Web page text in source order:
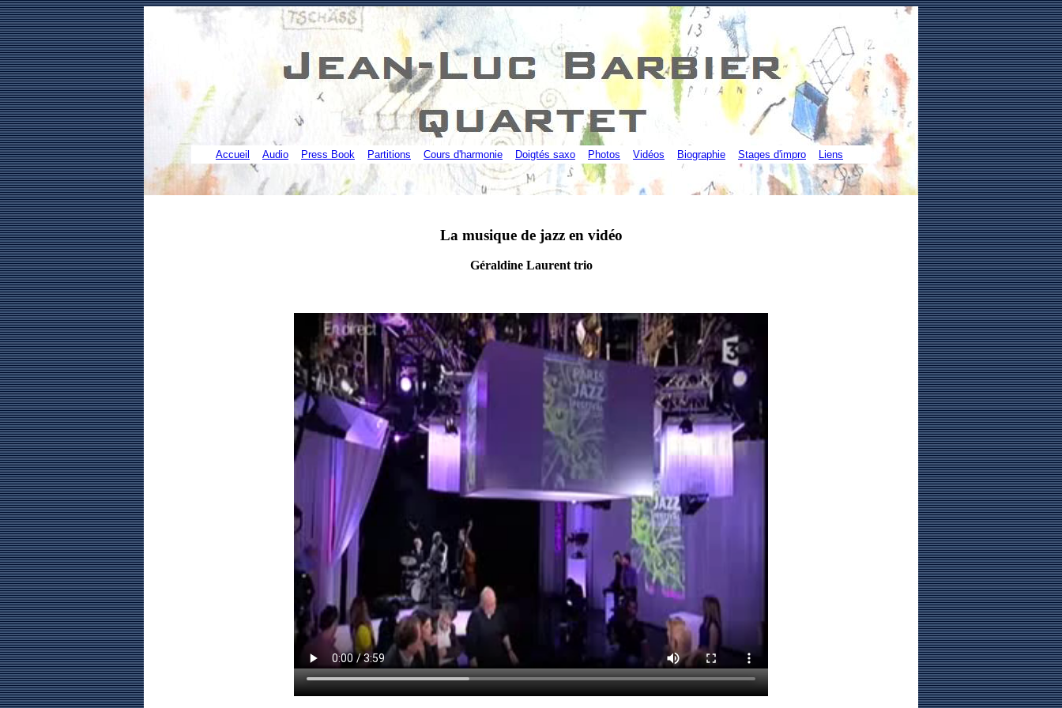
Accueil Audio Press Book Partitions Cours d'harmonie Doigtés saxo Photos Vidéos Biographie Stages d'impro Liens
La musique de jazz en vidéo
Géraldine Laurent trio